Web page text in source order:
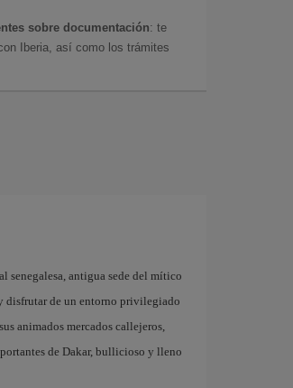
sobre documentación: te
Iberia, así como los trámites
senegalesa, antigua sede del mítico
disfrutar de un entorno privilegiado
animados mercados callejeros,
de Dakar, bullicioso y lleno